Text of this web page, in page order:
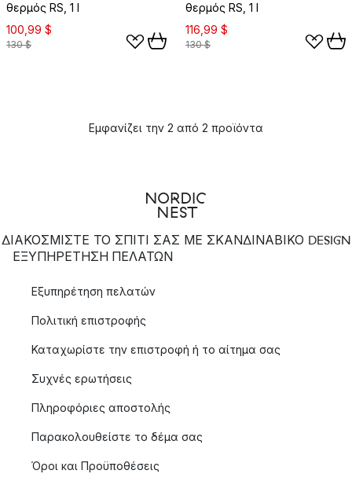
θερμός RS, 1 l
100,99 $
130 $
θερμός RS, 1 l
116,99 $
130 $
Εμφανίζει την 2 από 2 προϊόντα
ΔΙΑΚΟΣΜΙΣΤΕ ΤΟ ΣΠΙΤΙ ΣΑΣ ΜΕ ΣΚΑΝΔΙΝΑΒΙΚΟ DESIGN
ΕΞΥΠΗΡΈΤΗΣΗ ΠΕΛΑΤΏΝ
Εξυπηρέτηση πελατών
Πολιτική επιστροφής
Καταχωρίστε την επιστροφή ή το αίτημα σας
Συχνές ερωτήσεις
Πληροφόριες αποστολής
Παρακολουθείστε το δέμα σας
Όροι και Προϋποθέσεις